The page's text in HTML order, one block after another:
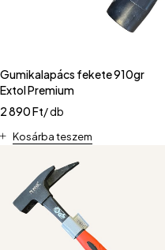
Gumikalapács fekete 910gr
Extol Premium
2 890Ft/ db
Kosárba teszem